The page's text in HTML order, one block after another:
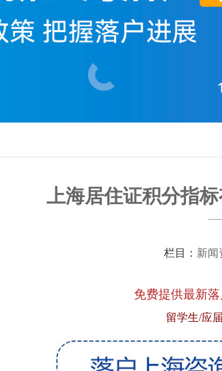
上海居住证积分指
栏目： 新闻
免费提供最新
留学生/应